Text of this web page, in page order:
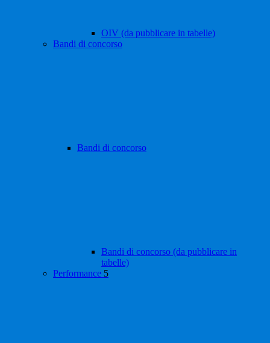
OIV (da pubblicare in tabelle)
Bandi di concorso
Bandi di concorso
Bandi di concorso (da pubblicare in
tabelle)
Performance 5